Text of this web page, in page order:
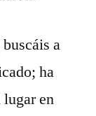
a
ha
en